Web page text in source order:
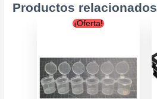
Productos relacionados
¡Oferta!
Original
$1.800.
Current
$1.600.